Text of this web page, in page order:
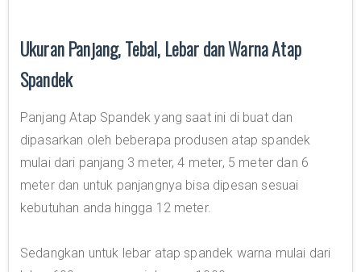
Ukuran Panjang, Tebal, Lebar dan Warna Atap
Spandek
Panjang Atap Spandek yang saat ini di buat dan
dipasarkan oleh beberapa produsen atap spandek
mulai dari panjang 3 meter, 4 meter, 5 meter dan 6
meter dan untuk panjangnya bisa dipesan sesuai
kebutuhan anda hingga 12 meter.
Sedangkan untuk lebar atap spandek warna mulai dari